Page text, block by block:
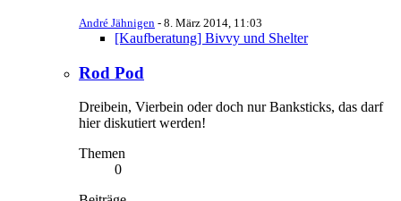
André Jähnigen - 8. März 2014, 11:03
[Kaufberatung] Bivvy und Shelter
Rod Pod
Dreibein, Vierbein oder doch nur Banksticks, das darf
hier diskutiert werden!
Themen
0